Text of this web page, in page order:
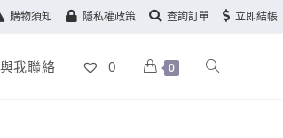
購物須知 隱私權政策 查詢訂單 立即結帳
與我聯絡 0 0